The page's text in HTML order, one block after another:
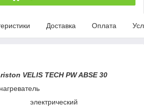
Доставка Оплата
VELIS TECH PW ABSE 30
электрический